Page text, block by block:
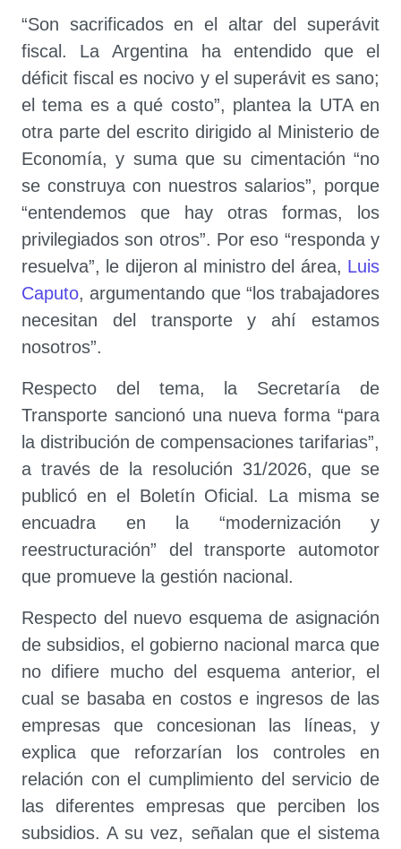
“Son sacrificados en el altar del superávit
fiscal. La Argentina ha entendido que el
déficit fiscal es nocivo y el superávit es sano;
el tema es a qué costo”, plantea la UTA en
otra parte del escrito dirigido al Ministerio de
Economía, y suma que su cimentación “no
se construya con nuestros salarios”, porque
“entendemos que hay otras formas, los
privilegiados son otros”. Por eso “responda y
resuelva”, le dijeron al ministro del área, Luis
Caputo, argumentando que “los trabajadores
necesitan del transporte y ahí estamos
nosotros”.
Respecto del tema, la Secretaría de
Transporte sancionó una nueva forma “para
la distribución de compensaciones tarifarias”,
a través de la resolución 31/2026, que se
publicó en el Boletín Oficial. La misma se
encuadra en la “modernización y
reestructuración” del transporte automotor
que promueve la gestión nacional.
Respecto del nuevo esquema de asignación
de subsidios, el gobierno nacional marca que
no difiere mucho del esquema anterior, el
cual se basaba en costos e ingresos de las
empresas que concesionan las líneas, y
explica que reforzarían los controles en
relación con el cumplimiento del servicio de
las diferentes empresas que perciben los
subsidios. A su vez, señalan que el sistema